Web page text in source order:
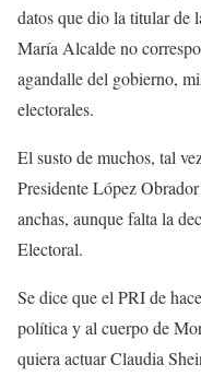
datos que dio la titular de
María Alcalde no
agandalle del gobierno,
electorales.
El susto de muchos, tal
Presidente López
anchas, aunque falta la
Electoral.
Se dice que el PRI de
política y al cuerpo de
quiera actuar Claudia